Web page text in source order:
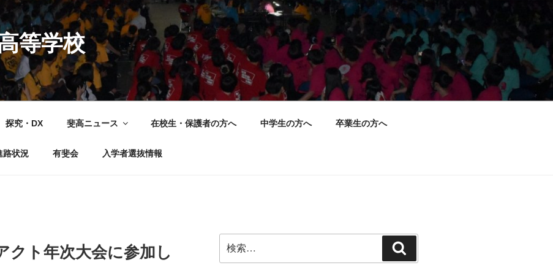
等学校
探究・DX 斐高ニュース 在校生・保護者の方へ 中学生の方へ 卒業生の方へ
路状況 有斐会 入学者選抜情報
クト年次大会に参加し
索:
索